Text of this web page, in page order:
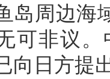
岛周边海
可非议
向日方提